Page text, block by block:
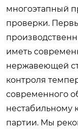
многоэтапный
проверки.
иметь
нержавеющей
контроля
современного
нестабильному
партии. Мы